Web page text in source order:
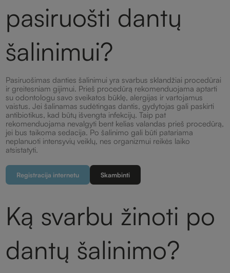
pasiruošti dantų
šalinimui?
Pasiruošimas danties šalinimui yra svarbus sklandžiai procedūrai
ir greitesniam gijimui. Prieš procedūrą rekomenduojama aptarti
su odontologu savo sveikatos būklę, alergijas ir vartojamus
vaistus. Jei šalinamas sudėtingas dantis, gydytojas gali paskirti
antibiotikus, kad būtų išvengta infekcijų. Taip pat
rekomenduojama nevalgyti bent kelias valandas prieš procedūrą,
jei bus taikoma sedacija. Po šalinimo gali būti patariama
neplanuoti intensyvių veiklų, nes organizmui reikės laiko
atsistatyti.
Registracija internetu Skambinti
Ką svarbu žinoti po
dantų šalinimo?